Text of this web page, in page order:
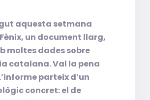
aquesta setmana
un document llarg,
moltes dades sobre
catalana. Val la pena
parteix d’un
concret: el de